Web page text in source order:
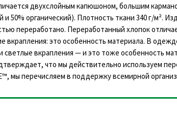
двухслойным капюшоном, большим
и 50% органический). Плотность ткани 340 г/м².
переработано. Переработанный хлопок
это особенность материала. В
светлые вкрапления — и это тоже особенность
что мы действительно используем
мы перечисляем в поддержку всемирной